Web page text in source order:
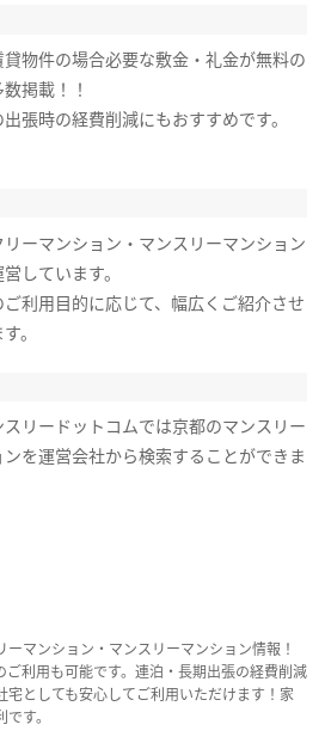
物件の場合必要な敷金・礼金が無料の
掲載！！
張時の経費削減にもおすすめです。
リーマンション・マンスリーマンション
しています。
ご利用目的に応じて、幅広くご紹介させ
。
スリードットコムでは京都のマンスリー
ンを運営会社から検索することができま
マンション・マンスリーマンション情報！
ご利用も可能です。連泊・長期出張の経費削減
宅としても安心してご利用いただけます！家
す。